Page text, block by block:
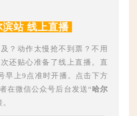
滨站 线上直播
？动作太慢抢不到票？不用
还贴心准备了线上直播。直
早上9点准时开播。点击下方
在微信公众号后台发送“哈尔